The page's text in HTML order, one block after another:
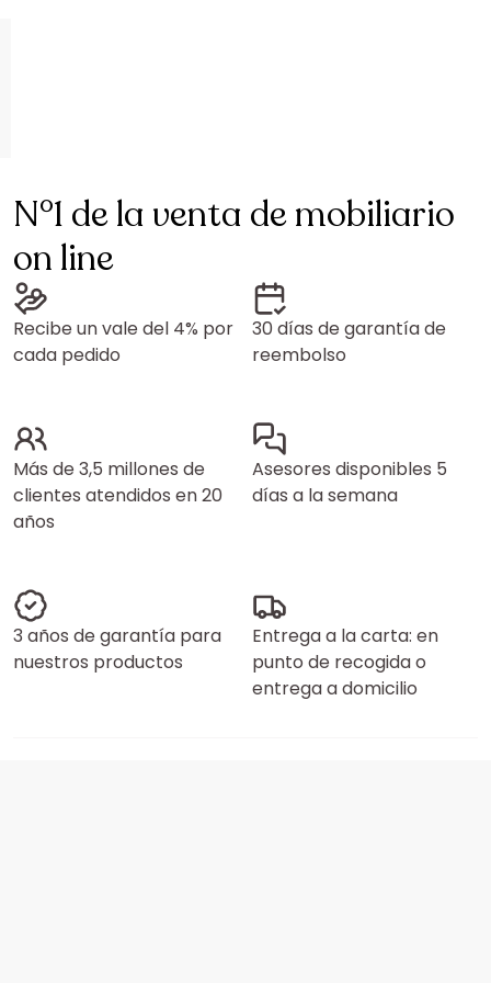
N°1 de la venta de mobiliario
on line
Recibe un vale del 4% por
cada pedido
30 días de garantía de
reembolso
Más de 3,5 millones de
clientes atendidos en 20
años
Asesores disponibles 5
días a la semana
3 años de garantía para
nuestros productos
Entrega a la carta: en
punto de recogida o
entrega a domicilio